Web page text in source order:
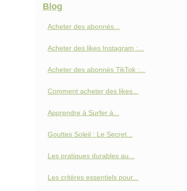
Blog
Acheter des abonnés...
Acheter des likes Instagram :...
Acheter des abonnés TikTok :...
Comment acheter des likes...
Apprendre à Surfer à...
Gouttes Soleil : Le Secret...
Les pratiques durables au...
Les critères essentiels pour...